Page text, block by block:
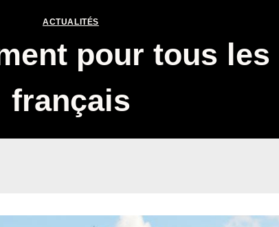
ACTUALITÉS
pour tous
français